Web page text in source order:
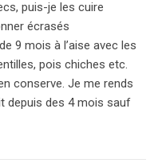
puis-je les cuire
écrasés
9 mois à l’aise avec les
pois chiches etc.
conserve. Je me rends
depuis des 4 mois sauf